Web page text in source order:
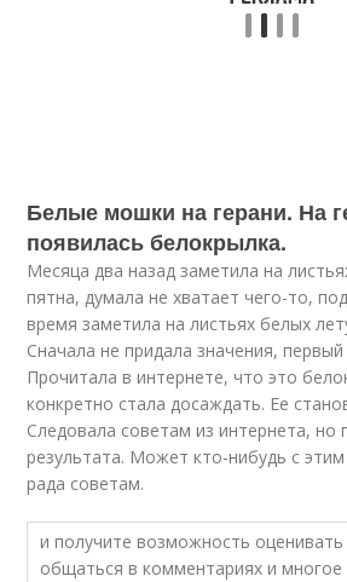
Белые мошки на герани. На
появилась белокрылка.
Месяца два назад заметила на
пятна, думала не хватает чего-то,
время заметила на листьях белых
Сначала не придала значения,
Прочитала в интернете, что это
конкретно стала досаждать. Ее
Следовала советам из интернета, но
результата. Может кто-нибудь с этим
рада советам.
и получите возможность
общаться в комментариях и многое